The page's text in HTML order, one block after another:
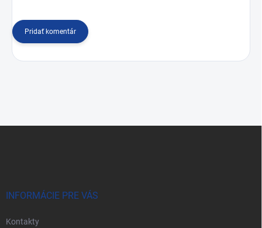
Pridať komentár
INFORMÁCIE PRE VÁS
Kontakty